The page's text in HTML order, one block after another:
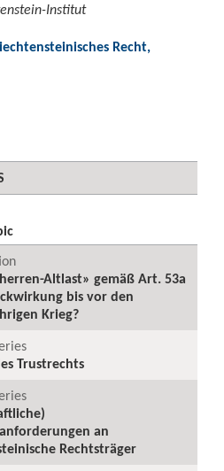
Institut
Recht,
Altlast» gemäß Art. 53a
bis vor den
Krieg?
Trustrechts
an
Rechtsträger